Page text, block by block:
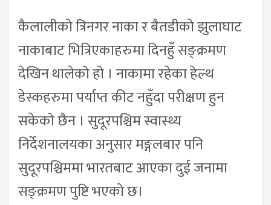
कैलालीको त्रिनगर नाका र बैतडीको झुलाघाट
नाकाबाट भित्रिएकाहरुमा दिनहुँ सङ्क्रमण
देखिन थालेको हो । नाकामा रहेका हेल्थ
डेस्कहरुमा पर्याप्त कीट नहुँदा परीक्षण हुन
सकेको छैन । सुदूरपश्चिम स्वास्थ्य
निर्देशनालयका अनुसार मङ्गलबार पनि
सुदूरपश्चिममा भारतबाट आएका दुई जनामा
सङ्क्रमण पुष्टि भएको छ।